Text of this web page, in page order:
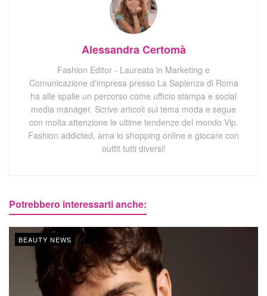
Alessandra Certomà
Fashion Editor - Laureata in Marketing e
Comunicazione d'impresa presso La Sapienza di Roma
ha alle spalle un percorso come ufficio stampa e social
media manager. Scrive articoli sul tema moda e segue
con molta attenzione le ultime tendenze del mondo Vip.
Fashion addicted, ama lo shopping online e giocare con
outfit tutti diversi!
Potrebbero interessarti anche:
BEAUTY NEWS